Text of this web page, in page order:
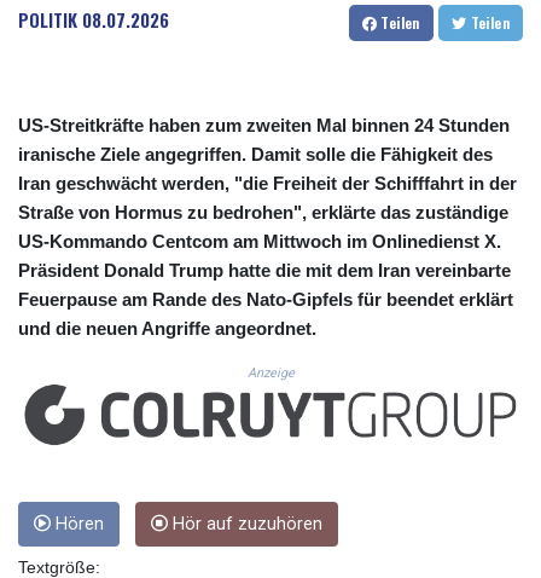
CUC 1.155508
CUP 30.620962
DKK 7.475778
DOP 67.445728
DZD 153.610645
EGP 57.528581
ERN 17.33262
ETB 186.48005
FJD 2.554253
FKP 0.858821
GEL 3.021621
GGP 0.858821
GHS 13.558658
GNF 10147.737864
GTQ 8.815354
POLITIK 08.07.2026 Teilen Teilen
US-Streitkräfte haben zum zweiten Mal binnen 24 Stunden
iranische Ziele angegriffen. Damit solle die Fähigkeit des
Iran geschwächt werden, "die Freiheit der Schifffahrt in der
Straße von Hormus zu bedrohen", erklärte das zuständige
US-Kommando Centcom am Mittwoch im Onlinedienst X.
Präsident Donald Trump hatte die mit dem Iran vereinbarte
Feuerpause am Rande des Nato-Gipfels für beendet erklärt
und die neuen Angriffe angeordnet.
Anzeige
Hören Hör auf zuzuhören
Textgröße: